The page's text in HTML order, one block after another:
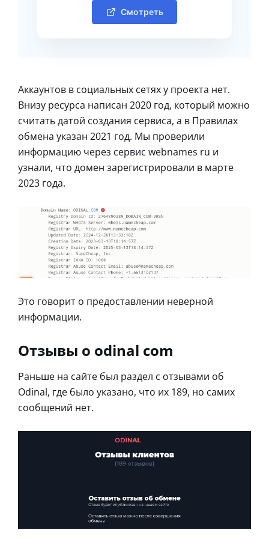
Смотреть
Аккаунтов в социальных сетях у проекта нет.
Внизу ресурса написан 2020 год, который можно
считать датой создания сервиса, а в Правилах
обмена указан 2021 год. Мы проверили
информацию через сервис webnames ru и
узнали, что домен зарегистрировали в марте
2023 года.
Это говорит о предоставлении неверной
информации.
Отзывы о odinal com
Раньше на сайте был раздел с отзывами об
Odinal, где было указано, что их 189, но самих
сообщений нет.